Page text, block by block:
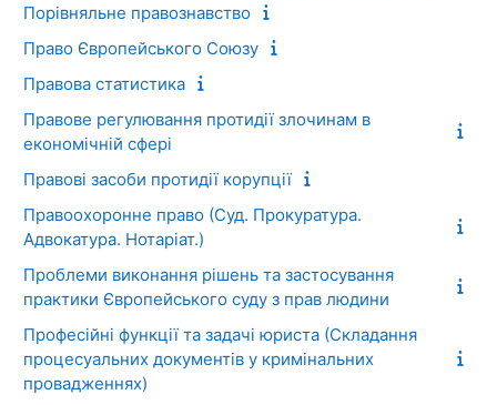
Порівняльне правознавство
Право Європейського Союзу
Правова статистика
Правове регулювання протидії злочинам в
економічній сфері
Правові засоби протидії корупції
Правоохоронне право (Суд. Прокуратура.
Адвокатура. Нотаріат.)
Проблеми виконання рішень та застосування
практики Європейського суду з прав людини
Професійні функції та задачі юриста (Складання
процесуальних документів у кримінальних
провадженнях)